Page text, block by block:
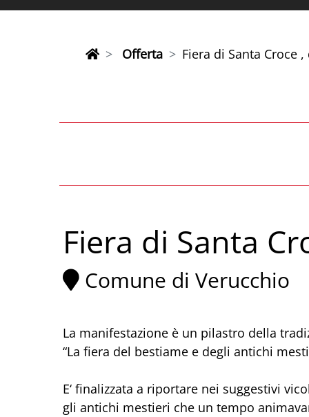
Offerta Fiera di Santa Croce
Fiera di Santa
Comune di Verucchio
La manifestazione è un pilastro della
“La fiera del bestiame e degli antichi
E‘ finalizzata a riportare nei suggestivi
gli antichi mestieri che un tempo